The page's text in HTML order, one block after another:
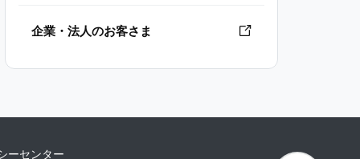
企業・法人のお客さま
ーセンター